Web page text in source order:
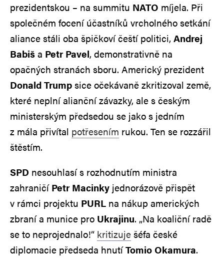
prezidentskou – na summitu NATO míjela. Při
společném focení účastníků vrcholného setkání
aliance stáli oba špičkoví čeští politici, Andrej
Babiša Petr Pavel, demonstrativně na
opačných stranách sboru. Americký prezident
Donald Trumpsice očekávaně zkritizoval země,
které neplní alianční závazky, ale s českým
ministerským předsedou se jako s jedním
z mála přivítal potřesením rukou. Ten se rozzářil
štěstím.
SPD nesouhlasí s rozhodnutím ministra
zahraničíPetr Macinky jednorázově přispět
v rámci projektu PURL na nákup amerických
zbraní a munice pro Ukrajinu. „Na koaliční radě
se to neprojednalo!“ kritizuješéfa české
diplomacie předseda hnutíTomio Okamura.